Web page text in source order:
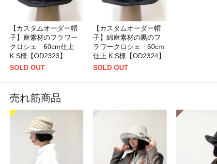
【カスタムオーダー帽
子】麻素材のフラワー
クロシェ 60cm仕上
K.S様【OD2323】
SOLD OUT
【カスタムオーダー帽
子】綿麻素材の黒のフ
ラワークロシェ 60cm
仕上 K.S様【OD2324】
SOLD OUT
売れ筋商品